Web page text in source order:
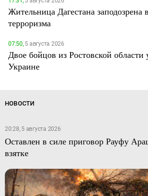
Жительница Дагестана заподозрена
терроризма
07:50,5 августа 2026
Двое бойцов из Ростовской области
Украине
НОВОСТИ
20:28, 5 августа 2026
Оставлен в силе приговор Рауфу
взятке